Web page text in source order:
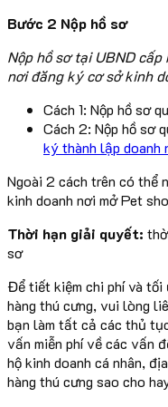
Bước 2 Nộp hồ sơ
Nộp hồ sơ tại UBND
nơi đăng ký cơ sở kinh
Cách 1: Nộp hồ sơ
Cách 2: Nộp hồ sơ
ký thành lập doanh
Ngoài 2 cách trên có thể
kinh doanh nơi mở Pet
Thời hạn giải quyết:
sơ
Để tiết kiệm chi phí và tối
hàng thú cưng, vui lòng
bạn làm tất cả các thủ
vấn miễn phí về các vấn
hộ kinh doanh cá nhân,
hàng thú cưng sao cho